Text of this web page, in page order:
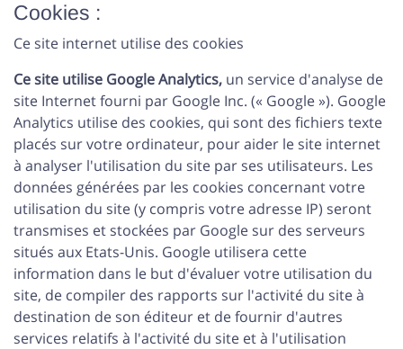
Cookies :
Ce site internet utilise des cookies
Ce site utilise Google Analytics, un service d'analyse de
site Internet fourni par Google Inc. (« Google »). Google
Analytics utilise des cookies, qui sont des fichiers texte
placés sur votre ordinateur, pour aider le site internet
à analyser l'utilisation du site par ses utilisateurs. Les
données générées par les cookies concernant votre
utilisation du site (y compris votre adresse IP) seront
transmises et stockées par Google sur des serveurs
situés aux Etats-Unis. Google utilisera cette
information dans le but d'évaluer votre utilisation du
site, de compiler des rapports sur l'activité du site à
destination de son éditeur et de fournir d'autres
services relatifs à l'activité du site et à l'utilisation